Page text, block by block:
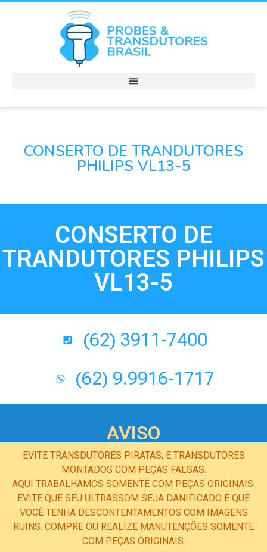
CONSERTO DE TRANDUTORES
PHILIPS VL13-5
CONSERTO DE
TRANDUTORES PHILIPS
VL13-5
(62) 3911-7400
(62) 9.9916-1717
AVISO
EVITE TRANSDUTORES PIRATAS, E TRANSDUTORES
MONTADOS COM PEÇAS FALSAS.
AQUI TRABALHAMOS SOMENTE COM PEÇAS ORIGINAIS.
EVITE QUE SEU ULTRASSOM SEJA DANIFICADO E QUE
VOCÊ TENHA DESCONTENTAMENTOS COM IMAGENS
RUINS. COMPRE OU REALIZE MANUTENÇÕES SOMENTE
COM PEÇAS ORIGINAIS.